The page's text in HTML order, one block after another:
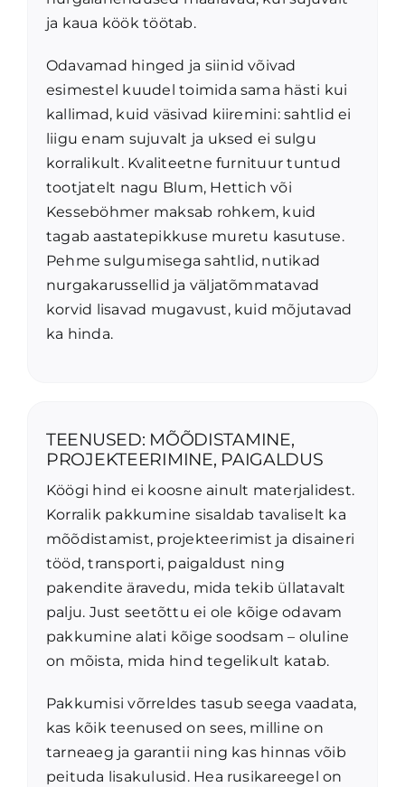
ja kaua köök töötab.
Odavamad hinged ja siinid võivad
esimestel kuudel toimida sama hästi kui
kallimad, kuid väsivad kiiremini: sahtlid ei
liigu enam sujuvalt ja uksed ei sulgu
korralikult. Kvaliteetne furnituur tuntud
tootjatelt nagu Blum, Hettich või
Kesseböhmer maksab rohkem, kuid
tagab aastatepikkuse muretu kasutuse.
Pehme sulgumisega sahtlid, nutikad
nurgakarussellid ja väljatõmmatavad
korvid lisavad mugavust, kuid mõjutavad
ka hinda.
TEENUSED: MÕÕDISTAMINE,
PROJEKTEERIMINE, PAIGALDUS
Köögi hind ei koosne ainult materjalidest.
Korralik pakkumine sisaldab tavaliselt ka
mõõdistamist, projekteerimist ja disaineri
tööd, transporti, paigaldust ning
pakendite äravedu, mida tekib üllatavalt
palju. Just seetõttu ei ole kõige odavam
pakkumine alati kõige soodsam – oluline
on mõista, mida hind tegelikult katab.
Pakkumisi võrreldes tasub seega vaadata,
kas kõik teenused on sees, milline on
tarneaeg ja garantii ning kas hinnas võib
peituda lisakulusid. Hea rusikareegel on